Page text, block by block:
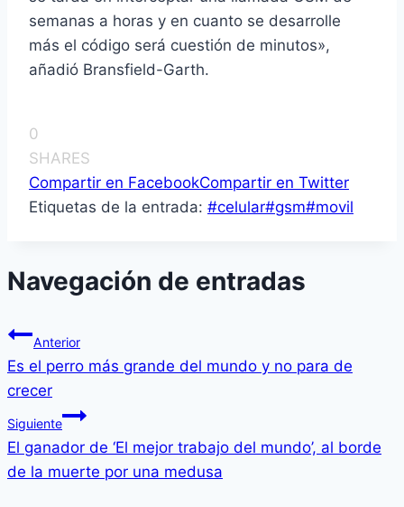
semanas a horas y en cuanto se desarrolle
más el código será cuestión de minutos»,
añadió Bransfield-Garth.
0
SHARES
Compartir en FacebookCompartir en Twitter
Etiquetas de la entrada: #celular#gsm#movil
Navegación de entradas
Anterior
Es el perro más grande del mundo y no para de
crecer
Siguiente
El ganador de ‘El mejor trabajo del mundo’, al borde
de la muerte por una medusa